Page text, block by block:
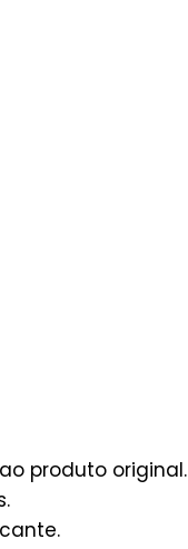
produto original.